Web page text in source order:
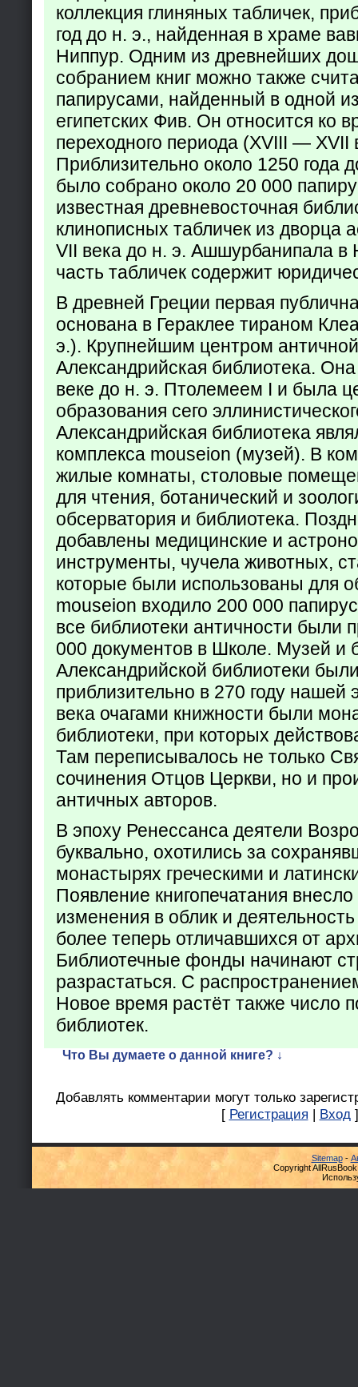
коллекция глиняных табличек,
год до н. э., найденная в храме
Ниппур. Одним из древнейших
собранием книг можно также
папирусами, найденный в одной
египетских Фив. Он относится ко
переходного периода (XVIII — XVII
Приблизительно около 1250 года
было собрано около 20 000
известная древневосточная
клинописных табличек из дворца
VII века до н. э. Ашшурбанипала в
часть табличек содержит
В древней Греции первая
основана в Гераклее тираном
э.). Крупнейшим центром
Александрийская библиотека.
веке до н. э. Птолемеем I и была
образования сего
Александрийская библиотека
комплекса mouseion (музей). В
жилые комнаты, столовые
для чтения, ботанический и
обсерватория и библиотека.
добавлены медицинские и
инструменты, чучела животных,
которые были использованы для
mouseion входило 200 000
все библиотеки античности были
000 документов в Школе. Музей и
Александрийской библиотеки
приблизительно в 270 году
века очагами книжности были
библиотеки, при которых
Там переписывалось не только
сочинения Отцов Церкви, но и
античных авторов.
В эпоху Ренессанса деятели
буквально, охотились за
монастырях греческими и
Появление книгопечатания
изменения в облик и
более теперь отличавшихся от
Библиотечные фонды начинают
разрастаться. С
Новое время растёт также число
библиотек.
Что Вы думаете о данной книге? ↓
Добавлять комментарии могут только
[ Регистрация | Вход ]
Sitemap-
Copyright